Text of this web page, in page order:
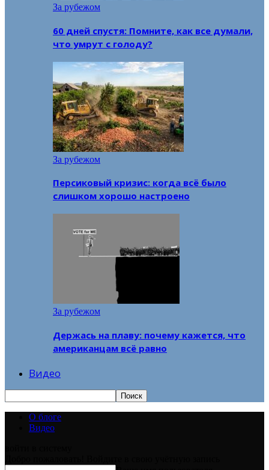
За рубежом
60 дней спустя: Помните, как все думали,
что умрут с голоду?
За рубежом
Персиковый кризис: когда всё было
слишком хорошо настроено
За рубежом
Держась на плаву: почему кажется, что
американцам всё равно
Видео
О блоге
Видео